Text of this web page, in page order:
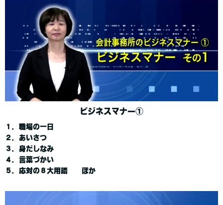
ビジネスマナー①
１．職場の一日
２．あいさつ
３．身だしなみ
４．言葉づかい
５．応対の８大用語 ほか